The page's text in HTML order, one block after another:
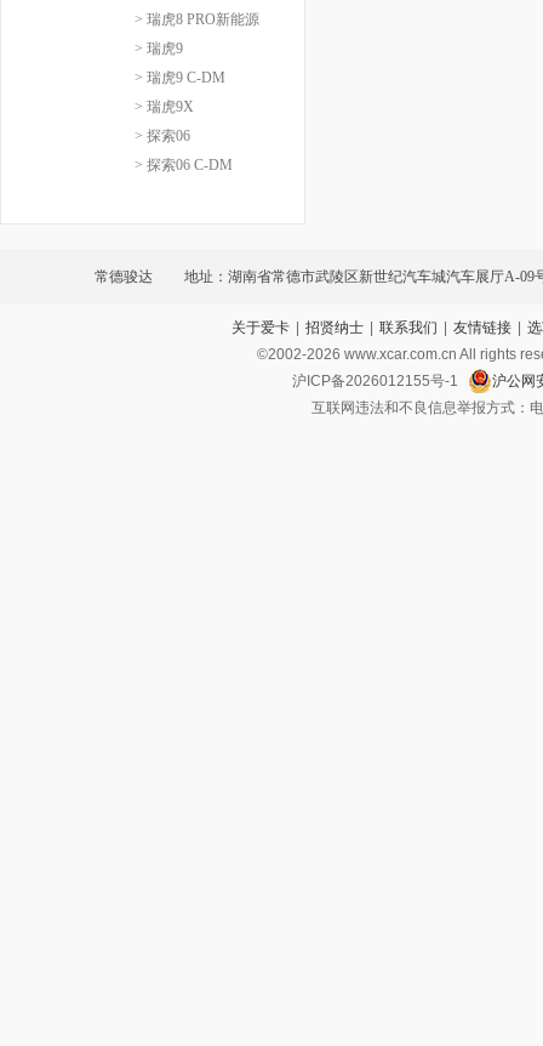
> 瑞虎8 PRO新能源
> 瑞虎9
> 瑞虎9 C-DM
> 瑞虎9X
> 探索06
> 探索06 C-DM
常德骏达 地址：湖南省常德市武陵区新世纪汽车城汽车展厅A-09
关于爱卡 | 招贤纳士 | 联系我们 | 友情链接 |
©2002-2026 www.xcar.com.cn All rights
沪ICP备2026012155号-1
沪公网
互联网违法和不良信息举报方式：